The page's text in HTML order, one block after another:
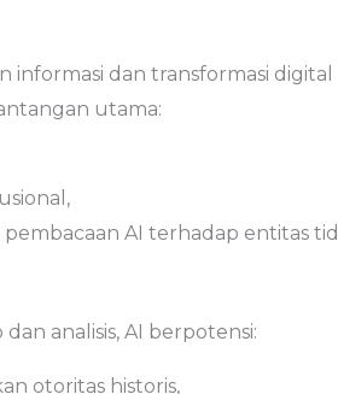
informasi dan transformasi digital
utama:
AI terhadap entitas
analisis, AI berpotensi:
otoritas historis,